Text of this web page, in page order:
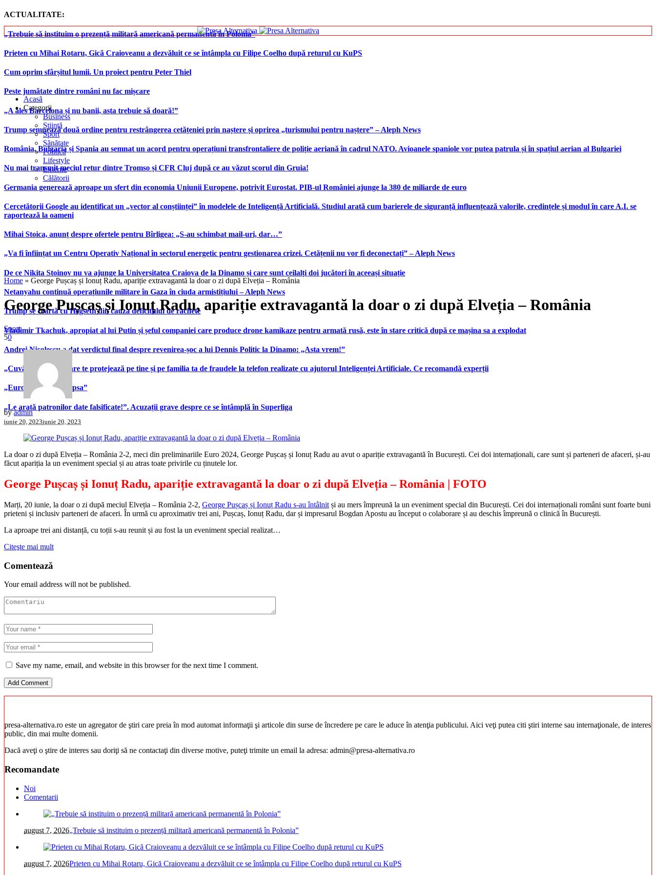
ACTUALITATE:
„Trebuie să instituim o prezență militară americană permanentă în Polonia”
Prieten cu Mihai Rotaru, Gică Craioveanu a dezvăluit ce se întâmpla cu Filipe Coelho după returul cu KuPS
Cum oprim sfârșitul lumii. Un proiect pentru Peter Thiel
Peste jumătate dintre români nu fac mișcare
„A ales Barcelona și nu banii, asta trebuie să doară!”
Trump semnează două ordine pentru restrângerea cetățeniei prin naștere și oprirea „turismului pentru naștere” – Aleph News
România, Bulgaria și Spania au semnat un acord pentru operațiuni transfrontaliere de poliție aeriană în cadrul NATO. Avioanele spaniole vor putea patrula și în spațiul aerian al Bulgariei
Nu mai transmit meciul retur dintre Tromso și CFR Cluj după ce au văzut scorul din Gruia!
Germania generează aproape un sfert din economia Uniunii Europene, potrivit Eurostat. PIB-ul României ajunge la 380 de miliarde de euro
Cercetătorii Google au identificat un „vector al conștiinței” în modelele de Inteligență Artificială. Studiul arată cum barierele de siguranță influențează valorile, credințele și modul în care A.I. se
raportează la oameni
Mihai Stoica, anunț despre ofertele pentru Bîrligea: „S-au schimbat mail-uri, dar…”
„Va fi înființat un Centru Operativ Național în sectorul energetic pentru gestionarea crizei. Cetățenii nu vor fi deconectați” – Aleph News
De ce Nikita Stoinov nu va ajunge la Universitatea Craiova de la Dinamo și care sunt ceilalți doi jucători în aceeași situație
Netanyahu continuă operațiunile militare în Gaza în ciuda armistițiului – Aleph News
Trump se ceartă cu Hegseth din cauza deficitului de rachete
Vladimir Tkachuk, apropiat al lui Putin și șeful companiei care produce drone kamikaze pentru armată rusă, este în stare critică după ce mașina sa a explodat
Andrei Nicolescu a dat verdictul final despre revenirea-șoc a lui Dennis Politic la Dinamo: „Asta vrem!”
„Cuvântul secret” care te protejează pe tine și pe familia ta de fraudele la telefon realizate cu ajutorul Inteligenței Artificiale. Ce recomandă experții
„Europa îi va simți lipsa”
„Le arată patronilor date falsificate!”. Acuzații grave despre ce se întâmplă în Superliga
Acasă
Categorii
Business
Știință
Sport
Sănătate
Politică
Lifestyle
Externe
Călătorii
Home » George Pușcaș și Ionuț Radu, apariție extravagantă la doar o zi după Elveția – România
George Pușcaș și Ionuț Radu, apariție extravagantă la doar o zi după Elveția – România
Sport
50
byadmin
iunie 20, 2023iunie 20, 2023
La doar o zi după Elveția – România 2-2, meci din preliminariile Euro 2024, George Pușcaș și Ionuț Radu au avut o apariție extravagantă în București. Cei doi internaționali, care sunt și parteneri de afaceri, și-au
făcut apariția la un eveniment special și au atras toate privirile cu ținutele lor.
George Pușcaș și Ionuț Radu, apariție extravagantă la doar o zi după Elveția – România | FOTO
Marți, 20 iunie, la doar o zi după meciul Elveția – România 2-2, George Pușcaș și Ionuț Radu s-au întâlnit și au mers împreună la un eveniment special din București. Cei doi internaționali români sunt foarte buni
prieteni și inclusiv parteneri de afaceri. În urmă cu aproximativ trei ani, Pușcaș, Ionuț Radu, dar și impresarul Bogdan Apostu au început o colaborare și au deschis împreună o clinică în București.
La aproape trei ani distanță, cu toții s-au reunit și au fost la un eveniment special realizat…
Citeşte mai mult
Comentează
Your email address will not be published.
Save my name, email, and website in this browser for the next time I comment.
presa-alternativa.ro este un agregator de ştiri care preia în mod automat informaţii şi articole din surse de încredere pe care le aduce în atenţia publicului. Aici veţi putea citi ştiri interne sau internaţionale, de interes
public, din mai multe domenii.
Dacă aveţi o ştire de interes sau doriţi să ne contactaţi din diverse motive, puteţi trimite un email la adresa: admin@presa-alternativa.ro
Recomandate
Noi
Comentarii
august 7, 2026„Trebuie să instituim o prezență militară americană permanentă în Polonia”
august 7, 2026Prieten cu Mihai Rotaru, Gică Craioveanu a dezvăluit ce se întâmpla cu Filipe Coelho după returul cu KuPS